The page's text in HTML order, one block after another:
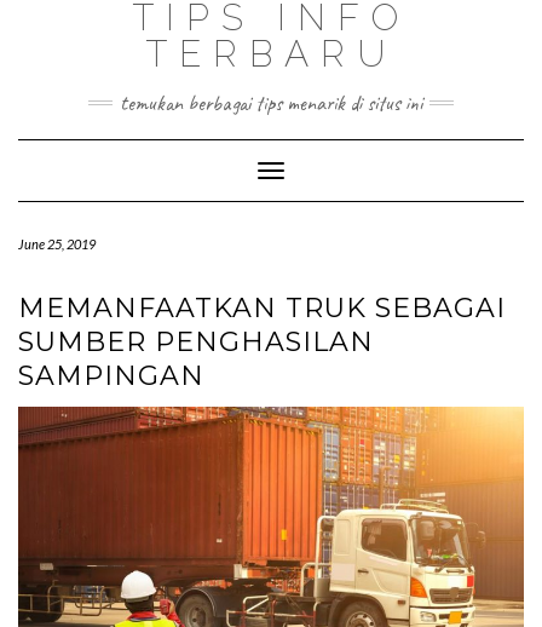
TIPS INFO
TERBARU
temukan berbagai tips menarik di situs ini
Toggle
Navigation
June 25, 2019
MEMANFAATKAN TRUK SEBAGAI
SUMBER PENGHASILAN
SAMPINGAN